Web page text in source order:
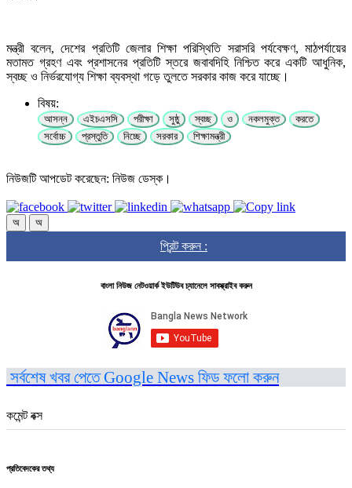
মন্ত্রী বলেন, দেশের প্রতিটি জেলার শিক্ষা পরিস্থিতি সরাসরি পর্যবেক্ষণ, মাঠপর্যায়ের
মতামত গ্রহণ এবং প্রশাসনের প্রতিটি স্তরে জবাবদিহি নিশ্চিত করে একটি আধুনিক,
স্বচ্ছ ও নির্ভরযোগ্য শিক্ষা ব্যবস্থা গড়ে তুলতে সরকার কাজ করে যাচ্ছে।
বিষয়:
আসন্ন এইচএসসি পরীক্ষা সুষ্ঠু স্বচ্ছ ও নকলমুক্ত
করতে
সর্বোচ্চ
প্রস্তুতি নিচ্ছে সরকার শিক্ষামন্ত্রী
নিউজটি আপডেট করেছেন: নিউজ ডেস্ক।
অ অ
প্রিন্ট করুন :
বাংলা নিউজ নেটওয়ার্ক ইউটিউব চ্যানেলে সাবস্ক্রাইব করুন
সর্বশেষ খবর পেতে Google News ফিড ফলো করুন
কমেন্ট বক্স
প্রতিবেদকের তথ্য